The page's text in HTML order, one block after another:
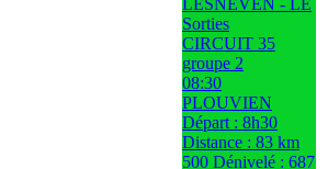
LESNEVEN - LE
Sorties
CIRCUIT 35
groupe 2
08:30
PLOUVIEN
Départ : 8h30
Distance : 83 km
500 Dénivelé : 687